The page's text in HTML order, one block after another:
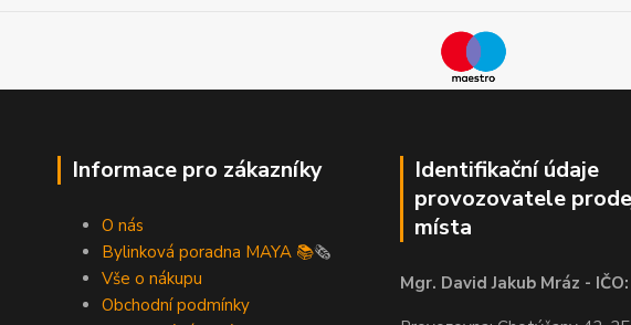
Informace pro zákazníky
O nás
Bylinková poradna MAYA 📚🗞️
Vše o nákupu
Obchodní podmínky
Identifikační údaje
provozovatele
místa
Mgr. David Jakub Mráz -